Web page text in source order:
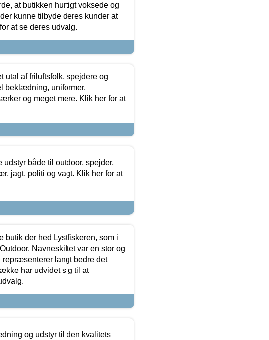
at butikken hurtigt voksede og
kunne tilbyde deres kunder at
at se deres udvalg.
utal af friluftsfolk, spejdere og
beklædning, uniformer,
og meget mere. Klik her for at
både til outdoor, spejder,
jagt, politi og vagt. Klik her for at
butik der hed Lystfiskeren, som i
Navneskiftet var en stor og
langt bedre det
har udvidet sig til at
og udstyr til den kvalitets